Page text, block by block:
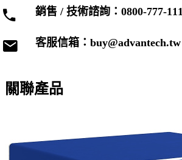
銷售 / 技術諮詢：0800-777-111
客服信箱：buy@advantech.tw
關聯產品